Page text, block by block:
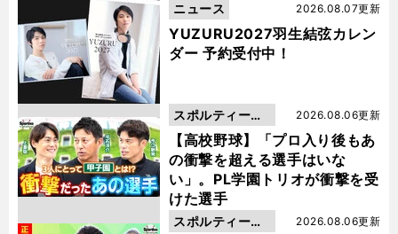
YUZURU2027羽生結弦カレン
ダー 予約受付中！
2026.08.07更新
ニュース
【高校野球】「プロ入り後もあ
の衝撃を超える選手はいな
い」。PL学園トリオが衝撃を受
けた選手
2026.08.06更新
スポルティーバ
動画
2026.08.06更新
スポルティーバ